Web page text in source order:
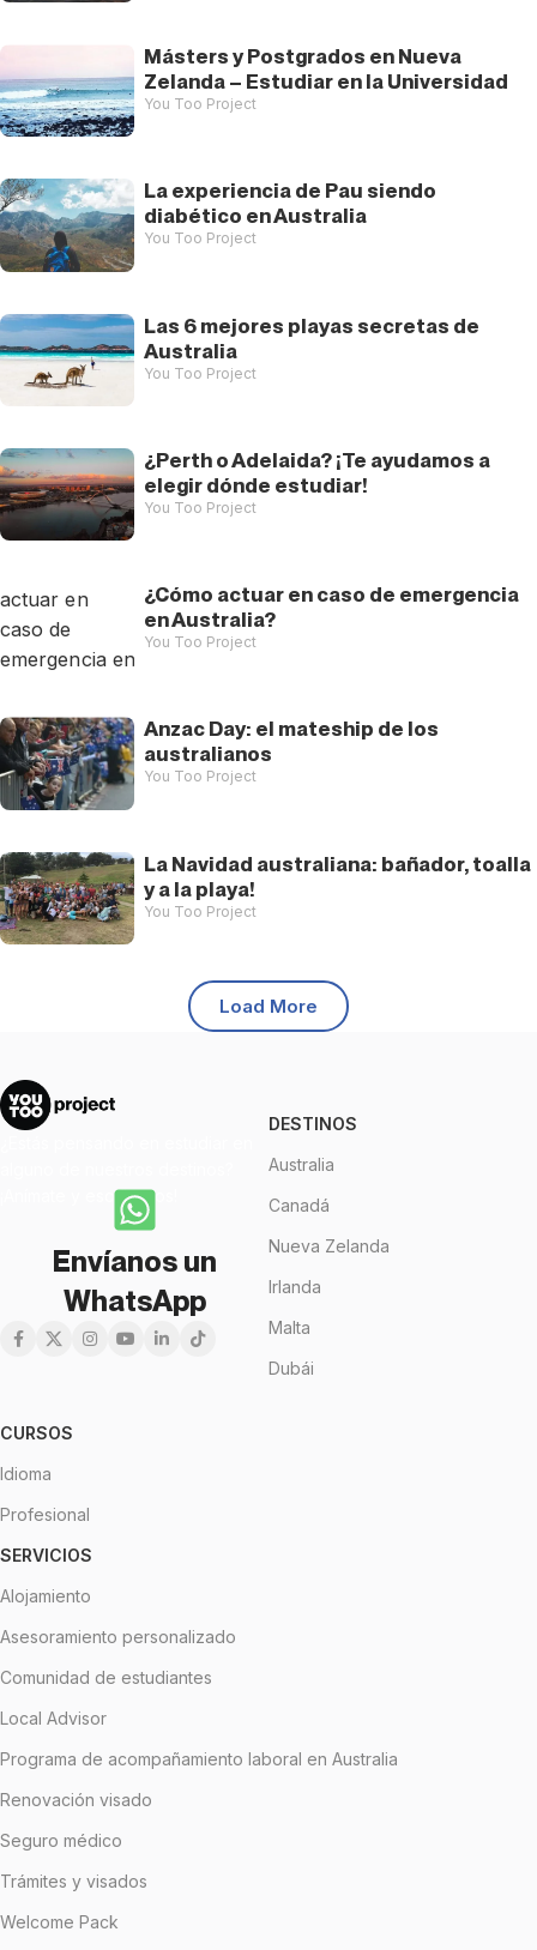
Másters y Postgrados en Nueva
Zelanda – Estudiar en la Universidad
You Too Project
La experiencia de Pau siendo
diabético en Australia
You Too Project
Las 6 mejores playas secretas de
Australia
You Too Project
¿Perth o Adelaida? ¡Te ayudamos a
elegir dónde estudiar!
You Too Project
¿Cómo actuar en caso de emergencia
en Australia?
You Too Project
Anzac Day: el mateship de los
australianos
You Too Project
La Navidad australiana: bañador, toalla
y a la playa!
You Too Project
Load More
¡Anímate y escríbenos!
Envíanos un
WhatsApp
DESTINOS
Australia
Canadá
Nueva Zelanda
Irlanda
Malta
Dubái
CURSOS
Idioma
Profesional
SERVICIOS
Alojamiento
Asesoramiento personalizado
Comunidad de estudiantes
Local Advisor
Programa de acompañamiento laboral en Australia
Renovación visado
Seguro médico
Trámites y visados
Welcome Pack